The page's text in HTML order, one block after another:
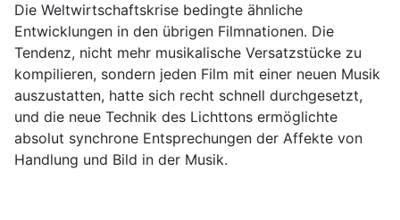
Die Weltwirtschaftskrise bedingte ähnliche
Entwicklungen in den übrigen Filmnationen. Die
Tendenz, nicht mehr musikalische Versatzstücke zu
kompilieren, sondern jeden Film mit einer neuen Musik
auszustatten, hatte sich recht schnell durchgesetzt,
und die neue Technik des Lichttons ermöglichte
absolut synchrone Entsprechungen der Affekte von
Handlung und Bild in der Musik.